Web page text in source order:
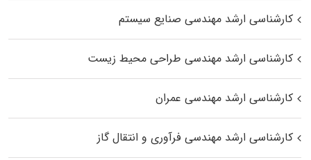
کارشناسی ارشد مهندسی صنایع سیستم
کارشناسی ارشد مهندسی طراحی محیط زیست
کارشناسی ارشد مهندسی عمران
کارشناسی ارشد مهندسی فرآوری و انتقال گاز